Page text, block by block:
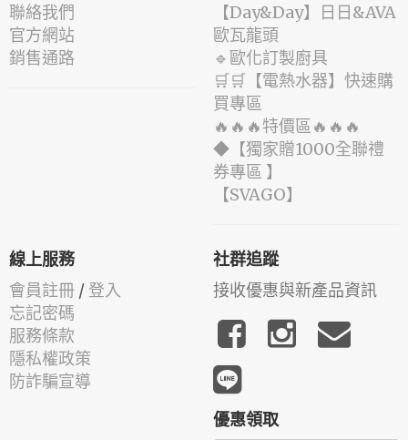
聯絡我們
官方網站
銷售通路
️【Day&Day】️日日&AVA
歐瓦龍頭
🔹歐化訂製廚具
🛒🛒【電熱水器】快速購
買專區
🔥🔥🔥特價區🔥🔥🔥
◆【獨家贈1000全聯禮
券專區 】
️【SVAGO】️
線上服務
會員註冊 / 登入
忘記密碼
服務條款
隱私權政策
防詐騙宣導
社群追蹤
接收優惠與新產品資訊
優惠領取